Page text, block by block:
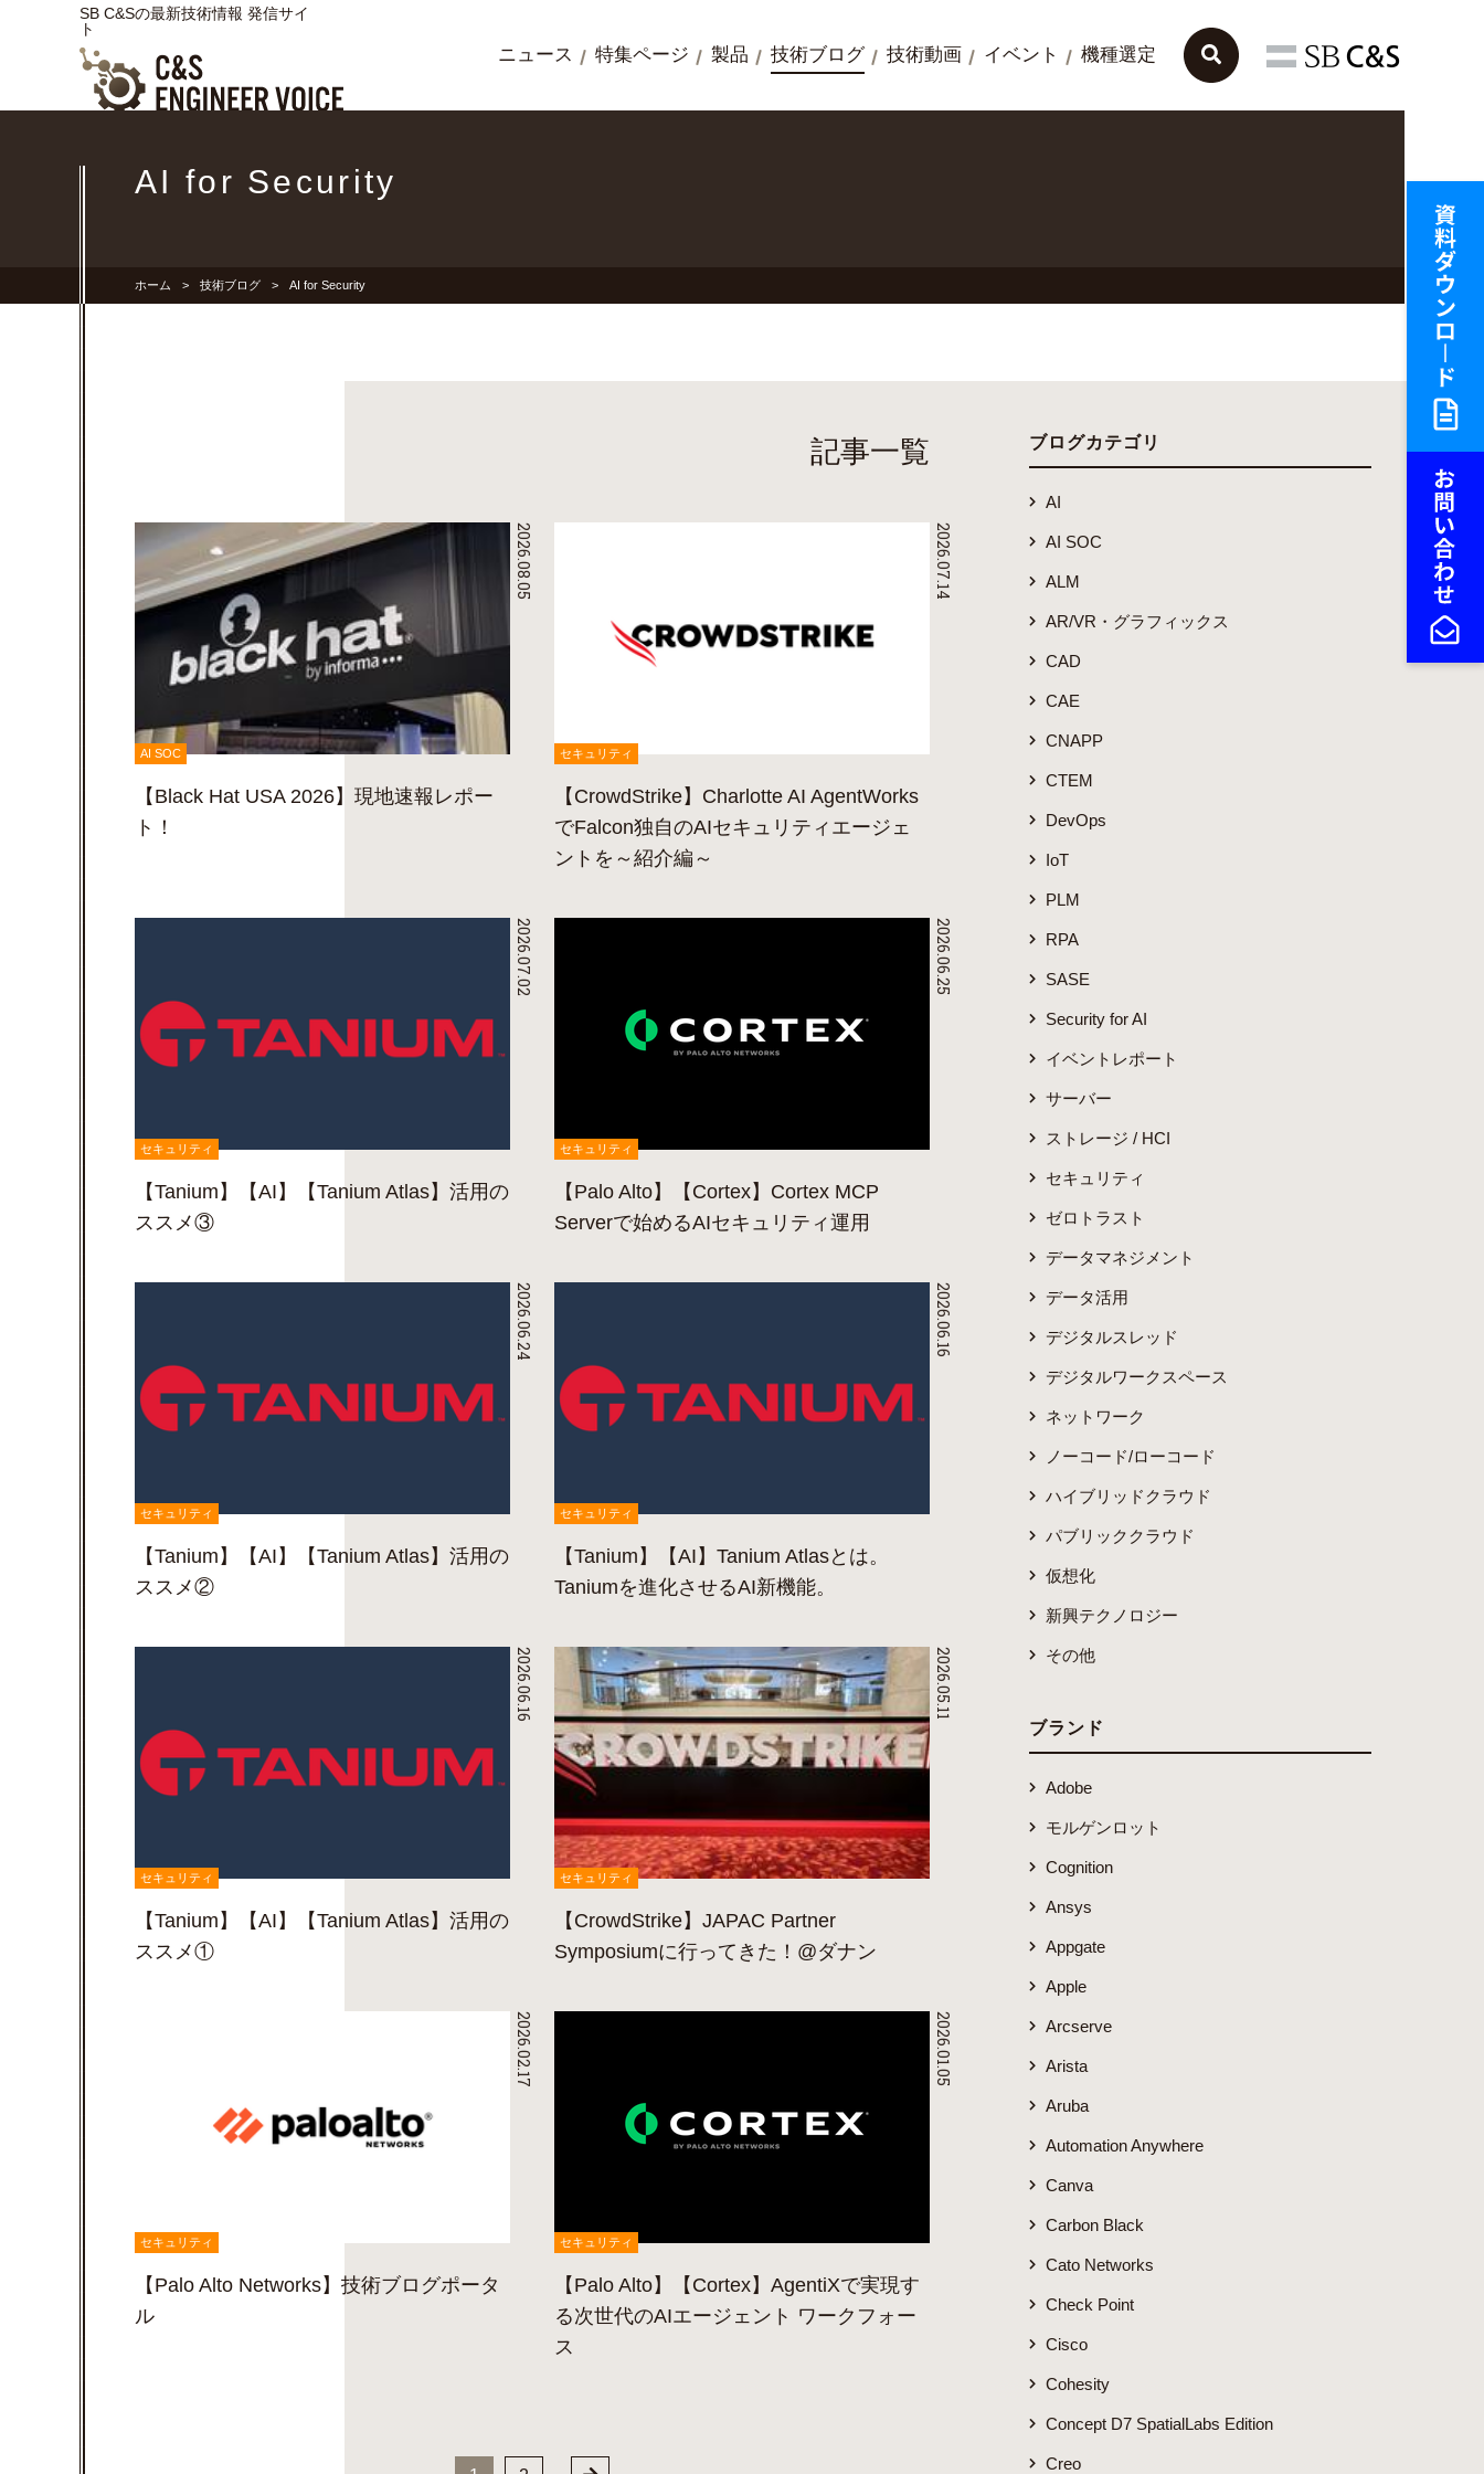
SB C&Sの最新技術情報 発信サイ
ト
ニュース 特集ページ 製品 技術ブログ 技術動画 イベント 機種選定
AI for Security
ホーム 技術ブログ AI for Security
記事一覧
2026.08.05
AI SOC
【Black Hat USA 2026】現地速報レポー
ト！
2026.07.14
セキュリティ
【CrowdStrike】Charlotte AI AgentWorks
でFalcon独自のAIセキュリティエージェ
ントを～紹介編～
2026.07.02
セキュリティ
【Tanium】【AI】【Tanium Atlas】活用の
ススメ③
2026.06.25
セキュリティ
【Palo Alto】【Cortex】Cortex MCP
Serverで始めるAIセキュリティ運用
2026.06.24
セキュリティ
【Tanium】【AI】【Tanium Atlas】活用の
ススメ②
2026.06.16
セキュリティ
【Tanium】【AI】Tanium Atlasとは。
Taniumを進化させるAI新機能。
2026.06.16
セキュリティ
【Tanium】【AI】【Tanium Atlas】活用の
ススメ①
2026.05.11
セキュリティ
【CrowdStrike】JAPAC Partner
Symposiumに行ってきた！@ダナン
2026.02.17
セキュリティ
【Palo Alto Networks】技術ブログポータ
ル
2026.01.05
セキュリティ
【Palo Alto】【Cortex】AgentiXで実現す
る次世代のAIエージェント ワークフォー
ス
ブログカテゴリ
AI
AI SOC
ALM
AR/VR・グラフィックス
CAD
CAE
CNAPP
CTEM
DevOps
IoT
PLM
RPA
SASE
Security for AI
イベントレポート
サーバー
ストレージ / HCI
セキュリティ
ゼロトラスト
データマネジメント
データ活用
デジタルスレッド
デジタルワークスペース
ネットワーク
ノーコード/ローコード
ハイブリッドクラウド
パブリッククラウド
仮想化
新興テクノロジー
その他
ブランド
Adobe
モルゲンロット
Cognition
Ansys
Appgate
Apple
Arcserve
Arista
Aruba
Automation Anywhere
Canva
Carbon Black
Cato Networks
Check Point
Cisco
Cohesity
Concept D7 SpatialLabs Edition
Creo